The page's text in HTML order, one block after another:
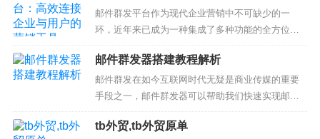
销工具
邮件群发平台作为现代企业营销中不可缺少的一
环，近年来已成为一种集成了多种功能的全方位营
销解决方案。通过邮件群发平台，企业可以轻松地
实现客户群体营销和发放信息、宣传资料等，并且
具备强大的数据分析和跟踪功能，帮助企业更好地
了解客户需求以及推动销售、提高品牌曝光度。目
前市面上已经有很多的邮件群发平台，各家...
邮件群发器搭建教程解析
邮件群发在如今互联网时代无疑是商业传媒的重要
手段之一，邮件群发器可以帮助我们快速实现邮件
发送。如何搭建邮件群发器呢？下面将会为大家带
来详细的教程解析。1. 邮件群发器的基本原理邮件
tb外贸,tb外贸原单